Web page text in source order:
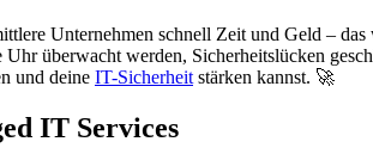
Unternehmen schnell Zeit und Geld –
Uhr überwacht werden, Sicherheitslücken
und deine IT-Sicherheit stärken kannst. 🚀
IT Services